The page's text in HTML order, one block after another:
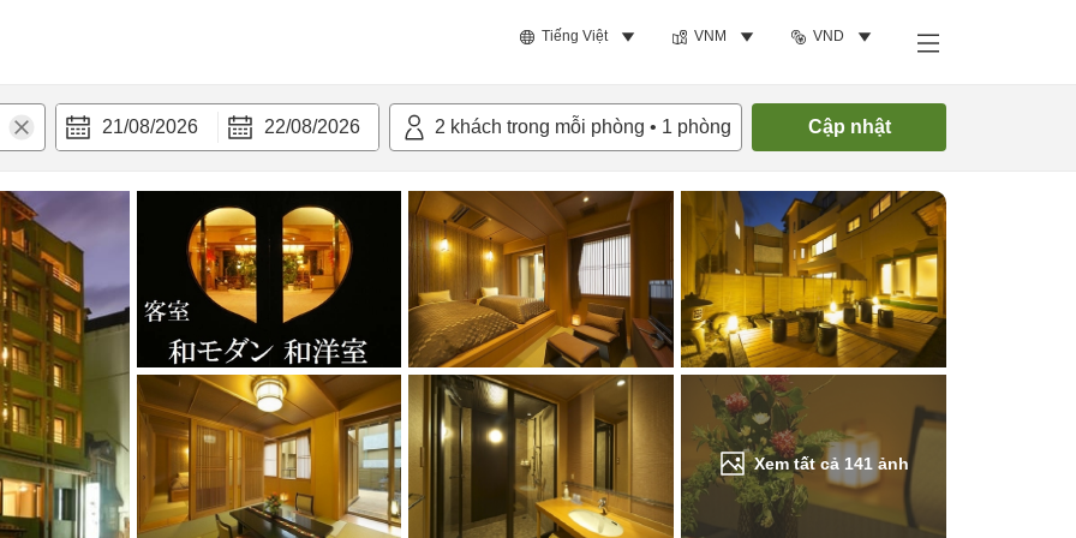
Tiếng Việt VNM VND
21/08/2026 22/08/2026 2 khách trong mỗi phòng • 1 phòng Cập nhật
Xem tất cả 141 ảnh
bật Tiện nghi Tìm phòng trống